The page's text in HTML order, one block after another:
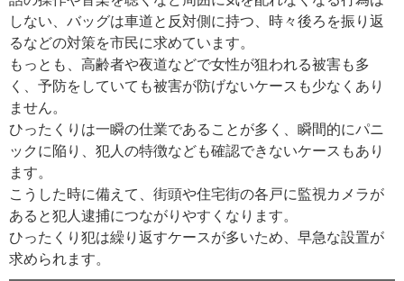
しない、バッグは車道と反対側に持つ、時々後ろを振り返
るなどの対策を市民に求めています。
もっとも、高齢者や夜道などで女性が狙われる被害も多
く、予防をしていても被害が防げないケースも少なくあり
ません。
ひったくりは一瞬の仕業であることが多く、瞬間的にパニ
ックに陥り、犯人の特徴なども確認できないケースもあり
ます。
こうした時に備えて、街頭や住宅街の各戸に監視カメラが
あると犯人逮捕につながりやすくなります。
ひったくり犯は繰り返すケースが多いため、早急な設置が
求められます。